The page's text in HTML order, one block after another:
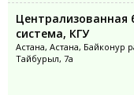
Централизованная
система, КГУ
Астана, Астана, Байконур
Тайбурыл, 7а